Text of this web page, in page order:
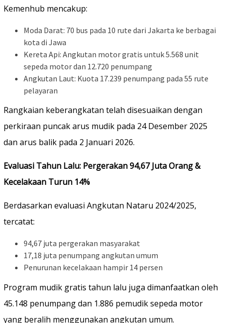
Kemenhub mencakup:
Moda Darat: 70 bus pada 10 rute dari Jakarta ke berbagai
kota di Jawa
Kereta Api: Angkutan motor gratis untuk 5.568 unit
sepeda motor dan 12.720 penumpang
Angkutan Laut: Kuota 17.239 penumpang pada 55 rute
pelayaran
Rangkaian keberangkatan telah disesuaikan dengan
perkiraan puncak arus mudik pada 24 Desember 2025
dan arus balik pada 2 Januari 2026.
Evaluasi Tahun Lalu: Pergerakan 94,67 Juta Orang &
Kecelakaan Turun 14%
Berdasarkan evaluasi Angkutan Nataru 2024/2025,
tercatat:
94,67 juta pergerakan masyarakat
17,18 juta penumpang angkutan umum
Penurunan kecelakaan hampir 14 persen
Program mudik gratis tahun lalu juga dimanfaatkan oleh
45.148 penumpang dan 1.886 pemudik sepeda motor
yang beralih menggunakan angkutan umum.